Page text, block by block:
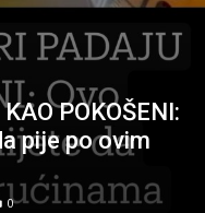
POKOŠENI:
pije po ovim
0